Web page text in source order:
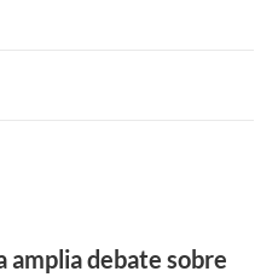
amplia debate sobre